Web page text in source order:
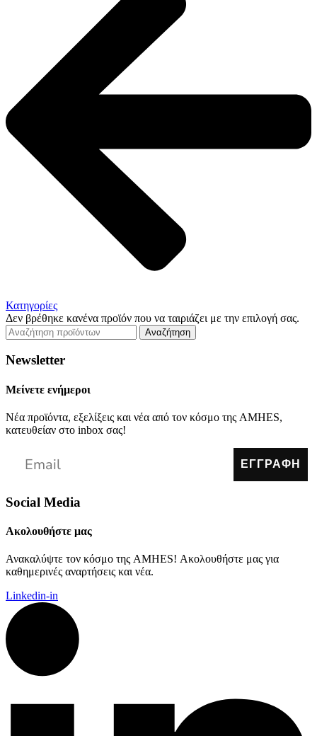
Κατηγορίες
Δεν βρέθηκε κανένα προϊόν που να ταιριάζει με την επιλογή σας.
Αναζήτηση
Newsletter
Μείνετε ενήμεροι
Νέα προϊόντα, εξελίξεις και νέα από τον κόσμο της AMHES,
κατευθείαν στο inbox σας!
ΕΓΓΡΑΦΗ
Social Media
Ακολουθήστε μας
Ανακαλύψτε τον κόσμο της AMHES! Ακολουθήστε μας για
καθημερινές αναρτήσεις και νέα.
Linkedin-in